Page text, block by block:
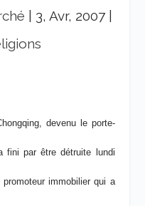
3, Avr, 2007
devenu le porte-
fini par être détruite lundi
immobilier qui a